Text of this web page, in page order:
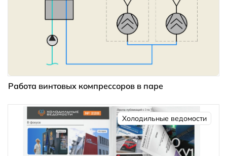
Работа винтовых компрессоров в паре
Холодильные ведомости